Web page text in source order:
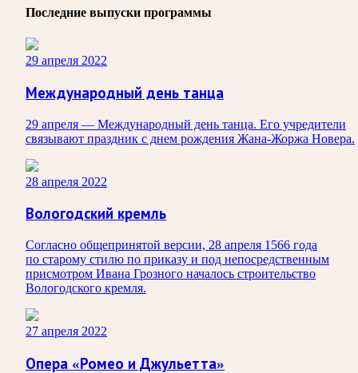
Последние выпуски программы
29 апреля 2022
Международный день танца
29 апреля — Международный день танца. Его учредители
связывают праздник с днем рождения Жана-Жоржа Новера.
28 апреля 2022
Вологодский кремль
Согласно общепринятой версии, 28 апреля 1566 года
по старому стилю по приказу и под непосредственным
присмотром Ивана Грозного началось строительство
Вологодского кремля.
27 апреля 2022
Опера «Ромео и Джульетта»